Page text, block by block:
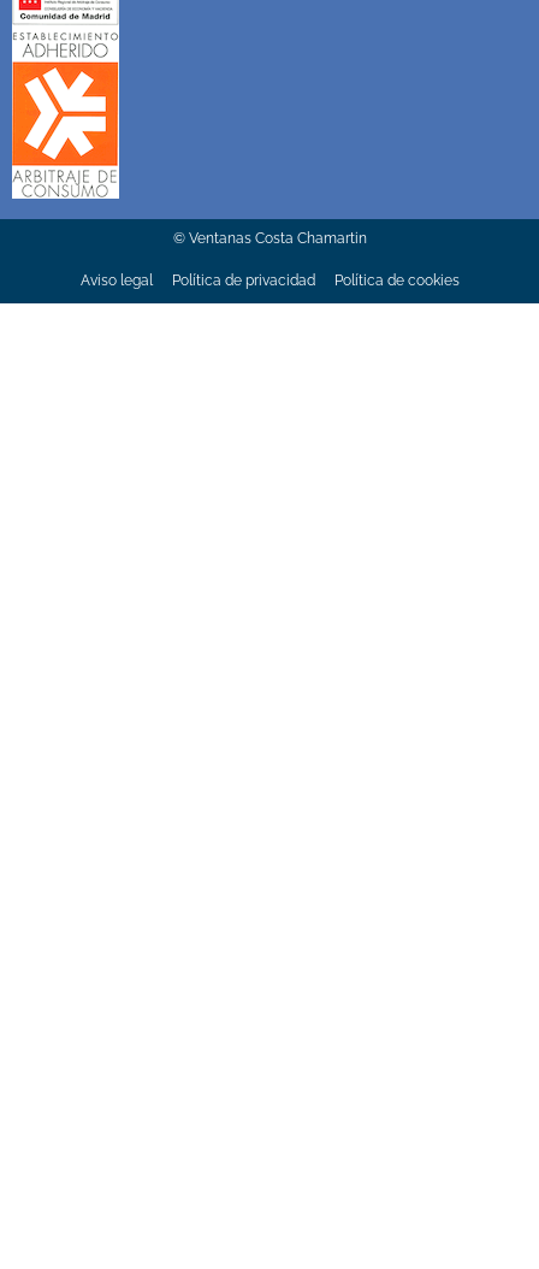
© Ventanas Costa Chamartin
Aviso legal Política de privacidad Política de cookies